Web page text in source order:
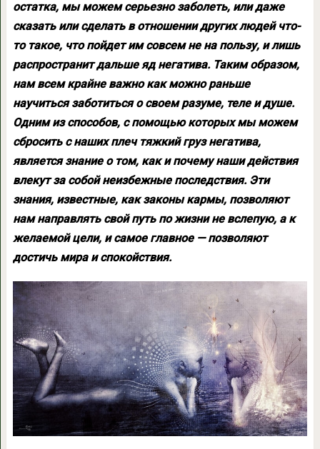
остатка, мы можем серьезно заболеть, или даже
сказать или сделать в отношении других людей что-
то такое, что пойдет им совсем не на пользу, и лишь
распространит дальше яд негатива. Таким образом,
нам всем крайне важно как можно раньше
научиться заботиться о своем разуме, теле и душе.
Одним из способов, с помощью которых мы можем
сбросить с наших плеч тяжкий груз негатива,
является знание о том, как и почему наши действия
влекут за собой неизбежные последствия. Эти
знания, известные, как законы кармы, позволяют
нам направлять свой путь по жизни не вслепую, а к
желаемой цели, и самое главное — позволяют
достичь мира и спокойствия.